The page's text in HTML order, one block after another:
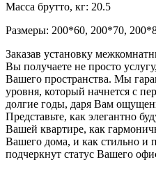
Масса брутто, кг: 20.5
Размеры: 200*60, 200*70,
Заказав установку
Вы получаете не просто
Вашего пространства. Мы
уровня, который начнется с
долгие годы, даря Вам
Представьте, как элегантно
Вашей квартире, как
Вашего дома, и как стильно и
подчеркнут статус Вашего